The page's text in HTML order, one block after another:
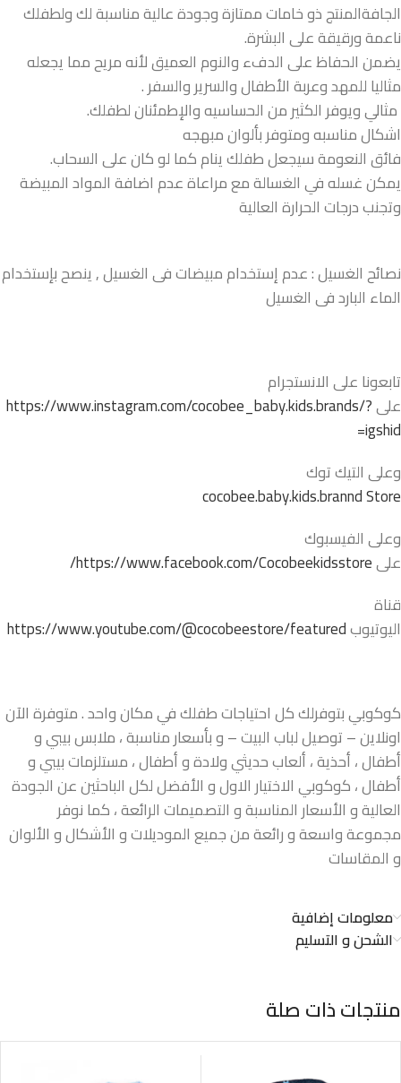
الجافةالمنتج ذو خامات ممتازة وجودة عالية مناسبة لك ولطفلك
ناعمة ورقيقة على البشرة.
يضمن الحفاظ على الدفء والنوم العميق لأنه مريح مما يجعله
مثاليا للمهد وعربة الأطفال والسرير والسفر .
مثالي ويوفر الكثير من الحساسيه والإطمئنان لطفلك.
اشكال مناسبه ومتوفر بألوان مبهجه
فائق النعومة سيجعل طفلك ينام كما لو كان على السحاب.
يمكن غسله في الغسالة مع مراعاة عدم اضافة المواد المبيضة
وتجنب درجات الحرارة العالية
نصائح الغسيل : عدم إستخدام مبيضات فى الغسيل , ينصح بإستخدام
الماء البارد فى الغسيل
تابعونا على الانستجرام
علىhttps://www.instagram.com/cocobee_baby.kids.brands/?
igshid=
وعلى التيك توك
cocobee.baby.kids.brannd Store
وعلى الفيسبوك
علىhttps://www.facebook.com/Cocobeekidsstore/
قناة
اليوتيوبhttps://www.youtube.com/@cocobeestore/featured
كوكوبي بتوفرلك كل احتياجات طفلك في مكان واحد . متوفرة الآن
اونلاين – توصيل لباب البيت – و بأسعار مناسبة ، ملابس بيبي و
أطفال ، أحذية ، ألعاب حديثي ولادة و أطفال ، مستلزمات بيبي و
أطفال ، كوكوبي الاختيار الاول و الأفضل لكل الباحثين عن الجودة
العالية و الأسعار المناسبة و التصميمات الرائعة ، كما نوفر
مجموعة واسعة و رائعة من جميع الموديلات و الأشكال و الألوان
و المقاسات
معلومات إضافية
الشحن و التسليم
منتجات ذات صلة